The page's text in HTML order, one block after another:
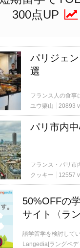
300点UP
パリジェ
選
ユウ栗山
20893
パリ市内
クッキー
12557
50%OFFの
サイト〈ラ
語学留学を検討して
Langedia[ラングペデ